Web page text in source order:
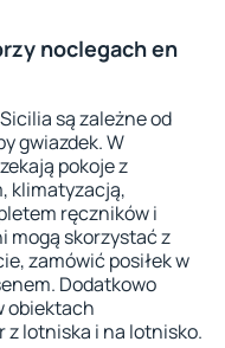
noclegach en
są zależne od
gwiazdek. W
pokoje z
klimatyzacją,
ręczników i
mogą skorzystać z
zamówić posiłek w
Dodatkowo
obiektach
lotniska i na lotnisko.